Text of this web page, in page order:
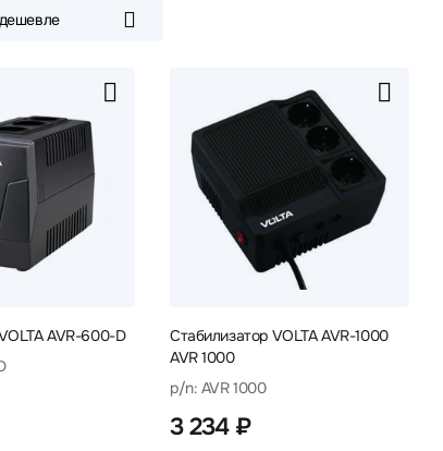
AVR-600-D
Стабилизатор VOLTA AVR-1000
AVR 1000
p/n: AVR 1000
3 234 ₽